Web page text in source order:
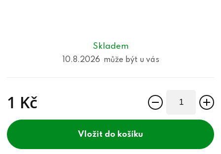
Skladem
10.8.2026
1 Kč
do košíku